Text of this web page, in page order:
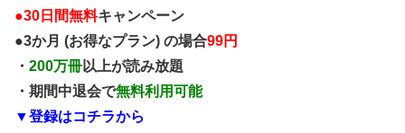
●30日間無料キャンペーン
●3か月 (お得なプラン) の場合99円
・ 200万冊以上が読み放題
・期間中退会で無料利用可能
▼登録はコチラから